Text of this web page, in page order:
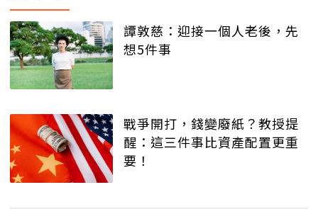
譚敦慈：迎接一個人老後，先
想5件事
戰爭開打，錢變廢紙？教授提
醒：這三件事比資產配置更重
要！